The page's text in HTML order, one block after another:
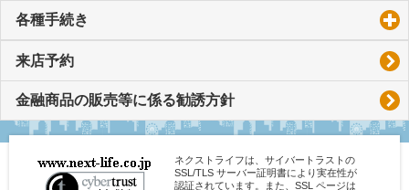
各種手続き
来店予約
金融商品の販売等に係る勧誘方針
ネクストライフは、サイバートラストの
SSL/TLS サーバー証明書により実在性が
認証されています。また、SSL ページは